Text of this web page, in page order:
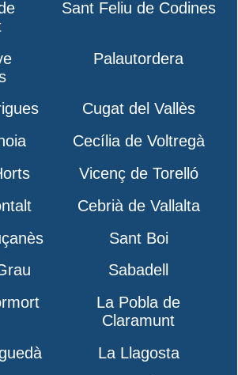
Sant Feliu de Codines
Palautordera
Cugat del Vallès
Cecília de Voltregà
Vicenç de Torelló
Cebrià de Vallalta
Sant Boi
Sabadell
La Pobla de
Claramunt
La Llagosta